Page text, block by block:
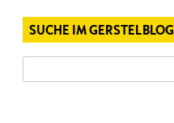
SUCHE IM GERSTELBLOG